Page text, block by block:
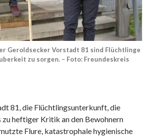
Geroldsecker Vorstadt 81 sind Flüchtlinge
zu sorgen. – Foto: Freundeskreis
81, die Flüchtlingsunterkunft, die
zu heftiger Kritik an den Bewohnern
Flure, katastrophale hygienische